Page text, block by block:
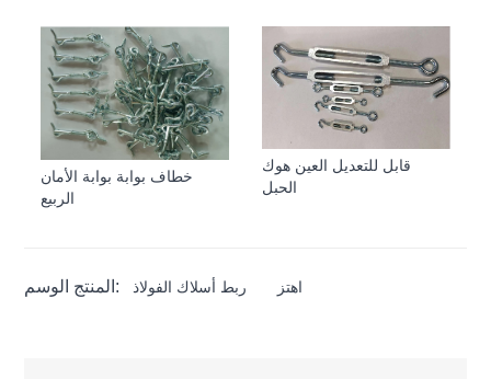
خطاف بوابة بوابة الأمان
الربيع
قابل للتعديل العين هوك
الحبل
المنتج الوسم: ربط أسلاك الفولاذ اهتز